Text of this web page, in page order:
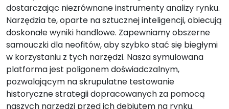
dostarczając niezrównane instrumenty analizy rynku.
Narzędzia te, oparte na sztucznej inteligencji, obiecują
doskonałe wyniki handlowe. Zapewniamy obszerne
samouczki dla neofitów, aby szybko stać się biegłymi
w korzystaniu z tych narzędzi. Nasza symulowana
platforma jest poligonem doświadczalnym,
pozwalającym na skrupulatne testowanie
historyczne strategii dopracowanych za pomocą
naszych narzędzi przed ich debiutem na rynku.